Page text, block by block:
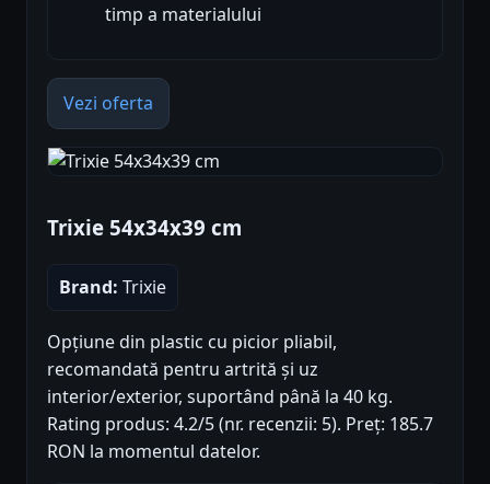
timp a materialului
Vezi oferta
Trixie 54x34x39 cm
Brand: Trixie
Opțiune din plastic cu picior pliabil,
recomandată pentru artrită și uz
interior/exterior, suportând până la 40 kg.
Rating produs: 4.2/5 (nr. recenzii: 5). Preț: 185.7
RON la momentul datelor.